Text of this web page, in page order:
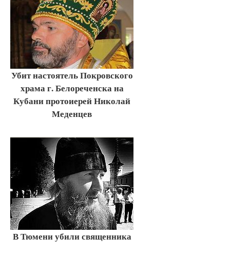
Убит настоятель Покровского
храма г. Белореченска на
Кубани протоиерей Николай
Меденцев
В Тюмени убили священника